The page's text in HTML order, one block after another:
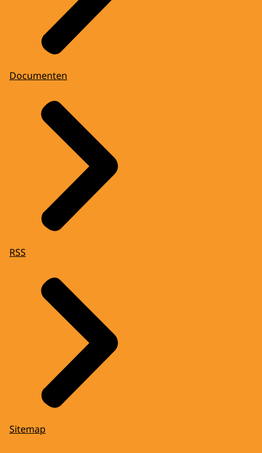
Documenten
RSS
Sitemap